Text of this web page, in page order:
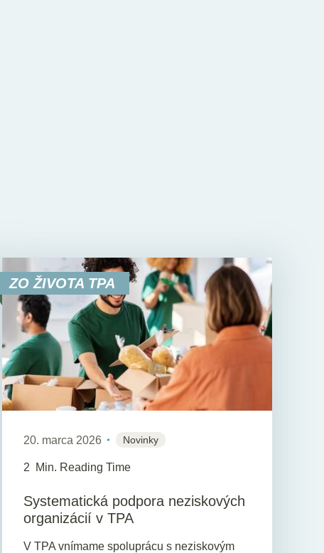
ZO ŽIVOTA TPA
20. marca 2026 Novinky
2 Min. Reading Time
Systematická podpora neziskových
organizácií v TPA
V TPA vnímame spoluprácu s neziskovým